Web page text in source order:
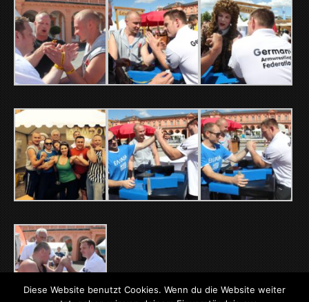
Diese Website benutzt Cookies. Wenn du die Website weiter